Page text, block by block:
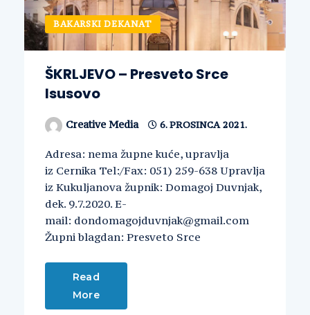
BAKARSKI DEKANAT
ŠKRLJEVO – Presveto Srce
Isusovo
Creative Media 6. PROSINCA 2021.
Adresa: nema župne kuće, upravlja
iz Cernika Tel:/Fax: 051) 259-638 Upravlja
iz Kukuljanova župnik: Domagoj Duvnjak,
dek. 9.7.2020. E-
mail: dondomagojduvnjak@gmail.com
Župni blagdan: Presveto Srce
Read
More